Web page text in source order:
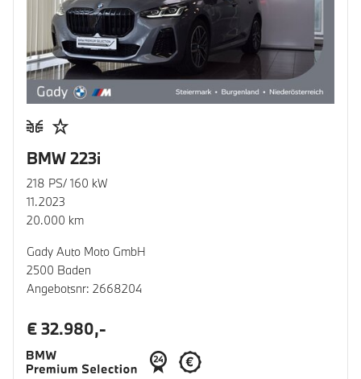
BMW 223i
218 PS/ 160 kW
11.2023
20.000 km
Gady Auto Moto GmbH
2500 Baden
Angebotsnr: 2668204
€ 32.980,-